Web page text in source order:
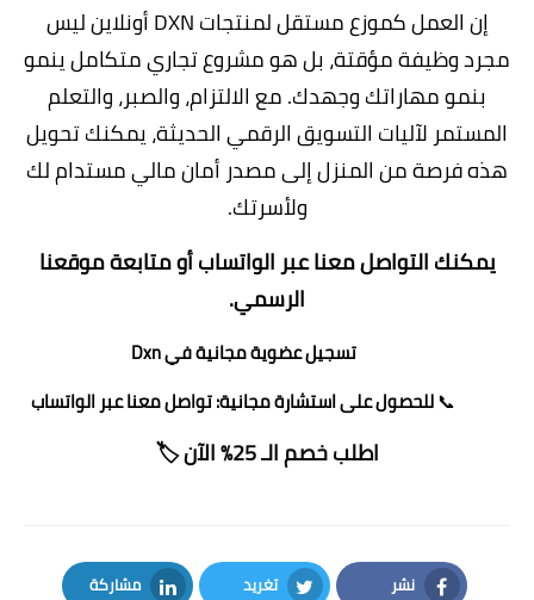
إن العمل كموزع مستقل لمنتجات DXN أونلاين ليس
مجرد وظيفة مؤقتة، بل هو مشروع تجاري متكامل ينمو
بنمو مهاراتك وجهدك. مع الالتزام، والصبر، والتعلم
المستمر لآليات التسويق الرقمي الحديثة، يمكنك تحويل
هذه فرصة من المنزل إلى مصدر أمان مالي مستدام لك
ولأسرتك.
يمكنكالتواصل معنا عبر الواتسابأو متابعةموقعنا
الرسمي.
تسجيلعضوية مجانيةفي Dxn
📞للحصول على استشارة مجانية:تواصل معنا عبر الواتساب
اطلب خصم الـ 25% الآن 🏷️
نشر تغريد مشاركة